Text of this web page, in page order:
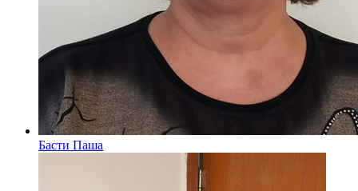
Басти Паша